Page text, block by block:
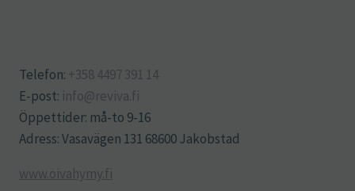
Telefon: +358 4497 391 14
E-post: info@reviva.fi
Öppettider: må-to 9-16
Adress: Vasavägen 131 68600 Jakobstad
www.oivahymy.fi